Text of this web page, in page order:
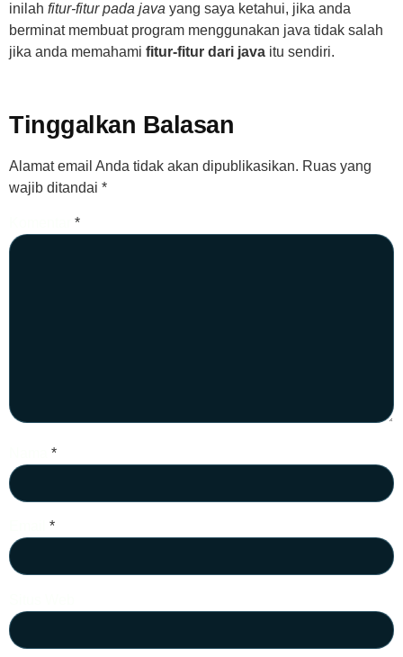
inilah fitur-fitur pada java yang saya ketahui, jika anda
berminat membuat program menggunakan java tidak salah
jika anda memahami fitur-fitur dari java itu sendiri.
Tinggalkan Balasan
Alamat email Anda tidak akan dipublikasikan. Ruas yang
wajib ditandai *
*
*
*